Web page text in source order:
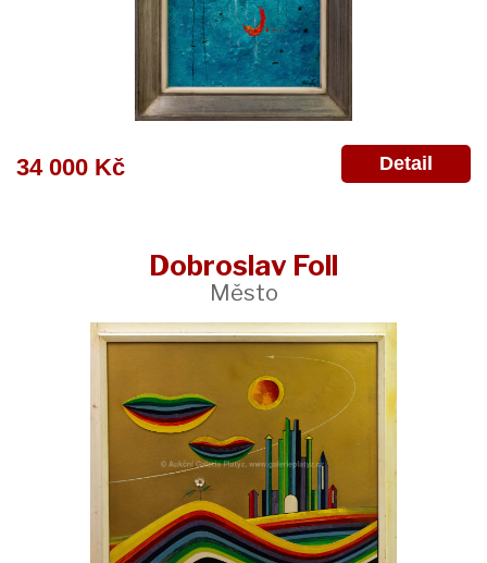
34 000 Kč Detail
Dobroslav Foll
Město